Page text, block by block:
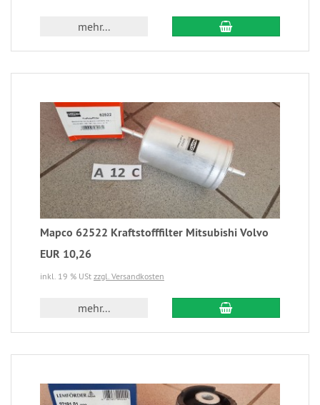
mehr...
Mapco 62522 Kraftstofffilter Mitsubishi Volvo
EUR 10,26
inkl. 19 % USt zzgl. Versandkosten
mehr...